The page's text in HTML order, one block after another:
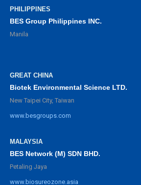
PHILIPPINES
BES Group Philippines INC.
Manila
GREAT CHINA
Biotek Environmental Science LTD.
New Taipei City, Taiwan
www.besgroups.com
MALAYSIA
BES Network (M) SDN BHD.
Petaling Jaya
www.biosureozone.asia